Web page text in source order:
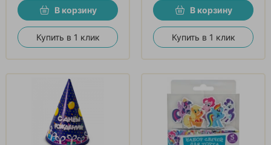
В корзину
Купить в 1 клик
В корзину
Купить в 1 клик